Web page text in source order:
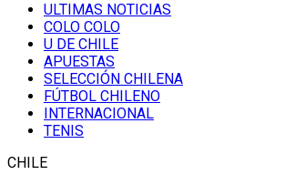
ULTIMAS NOTICIAS
COLO COLO
U DE CHILE
APUESTAS
SELECCIÓN CHILENA
FÚTBOL CHILENO
INTERNACIONAL
TENIS
CHILE